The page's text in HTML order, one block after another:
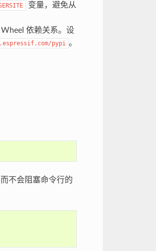
变量，避免从
依赖关系。设
pypi 。
不会阻塞命令行的